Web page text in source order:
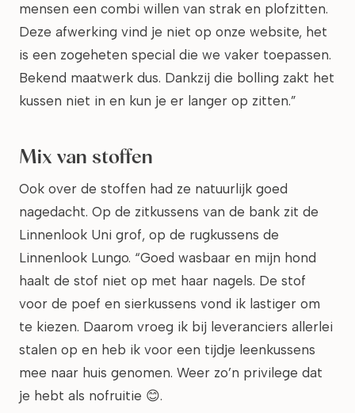
mensen een combi willen van strak en plofzitten.
Deze afwerking vind je niet op onze website, het
is een zogeheten special die we vaker toepassen.
Bekend maatwerk dus. Dankzij die bolling zakt het
kussen niet in en kun je er langer op zitten.”
Mix van stoffen
Ook over de stoffen had ze natuurlijk goed
nagedacht. Op de zitkussens van de bank zit de
Linnenlook Uni grof, op de rugkussens de
Linnenlook Lungo. “Goed wasbaar en mijn hond
haalt de stof niet op met haar nagels. De stof
voor de poef en sierkussens vond ik lastiger om
te kiezen. Daarom vroeg ik bij leveranciers allerlei
stalen op en heb ik voor een tijdje leenkussens
mee naar huis genomen. Weer zo’n privilege dat
je hebt als nofruitie 😊.